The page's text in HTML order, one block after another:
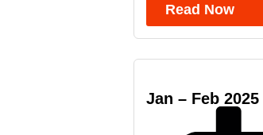
Read Now
Jan – Feb 2025